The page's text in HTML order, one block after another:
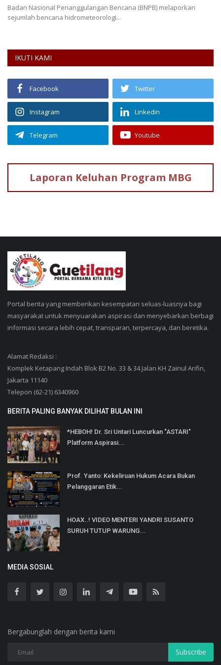
Badan Nasional Penanggulangan Bencana (BNPB) melaporkan
sejumlah bencana hidrometeorologi...
IKUTI KAMI
Facebook Twitter
Instagram Linkedin
Telegram Youtube
Laporan Keluhan Program MBG
Portal berita yang memberikan kesempatan seluas-luasnya bagi
masyarakat untuk menyuarakan aspirasi dan menyebarkan berbagi
informasi secara lebih cepat, transparan, terpercaya, dan beretika.
Alamat Redaksi :
Komplek Ketapang Indah Blok B2 No. 33 & 34 Jalan KH Zainul Arifin,
Jakarta 11140
Telepon (62-21) 6340960
BERITA PALING BANYAK DILIHAT BULAN INI
*HEBOH! Dr. Sri Untari Luncurkan "ASTARI"
Platform Aspirasi...
Prof. Yanto: Kekeliruan Hukum Acara Bukan
Pelanggaran Etik...
HOAX..! VIDEO MENTERI YANDRI SUSANTO
SURUH TUTUP WARUNG...
MEDIA SOSIAL
Bergabunglah dengan berita kami
Subscribe